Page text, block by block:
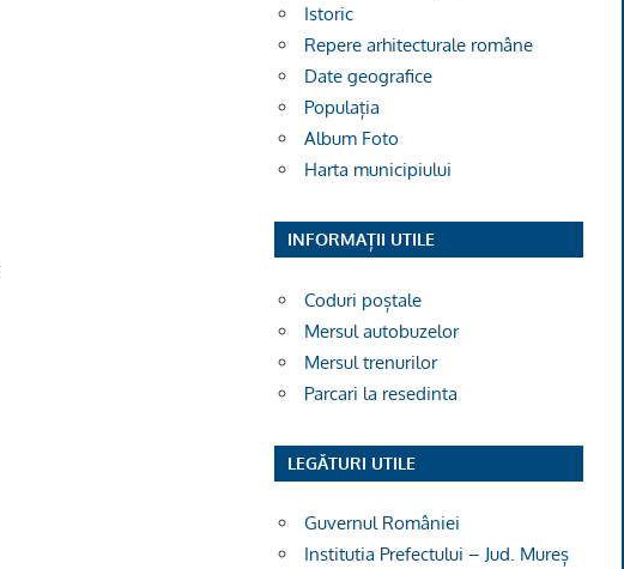
Istoric
Repere arhitecturale române
Date geografice
Populația
Album Foto
Harta municipiului
INFORMAȚII UTILE
Coduri poștale
Mersul autobuzelor
Mersul trenurilor
Parcari la resedinta
LEGĂTURI UTILE
Guvernul României
Institutia Prefectului – Jud. Mureș